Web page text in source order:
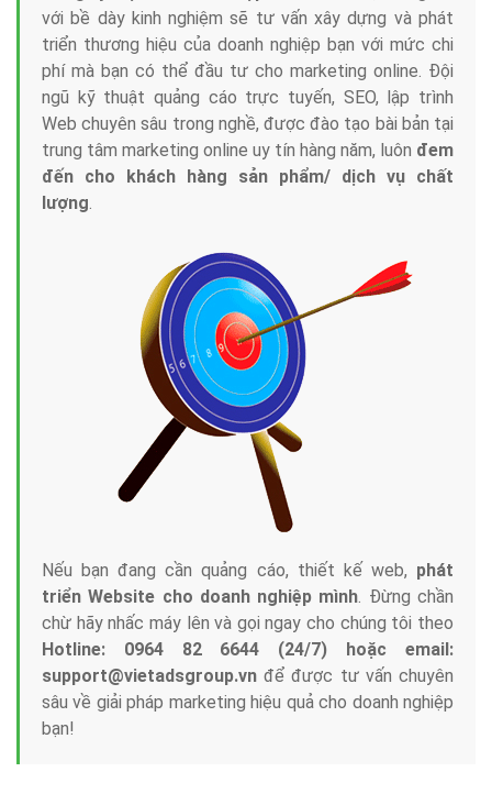
với bề dày kinh nghiệm sẽ tư vấn xây dựng và phát
triển thương hiệu của doanh nghiệp bạn với mức chi
phí mà bạn có thể đầu tư cho marketing online. Đội
ngũ kỹ thuật quảng cáo trực tuyến, SEO, lập trình
Web chuyên sâu trong nghề, được đào tạo bài bản tại
trung tâm marketing online uy tín hàng năm, luôn đem
đến cho khách hàng sản phẩm/ dịch vụ chất
lượng.
Nếu bạn đang cần quảng cáo, thiết kế web, phát
triển Website cho doanh nghiệp mình. Đừng chần
chừ hãy nhấc máy lên và gọi ngay cho chúng tôi theo
Hotline: 0964 82 6644 (24/7) hoặc email:
support@vietadsgroup.vn để được tư vấn chuyên
sâu về giải pháp marketing hiệu quả cho doanh nghiệp
bạn!